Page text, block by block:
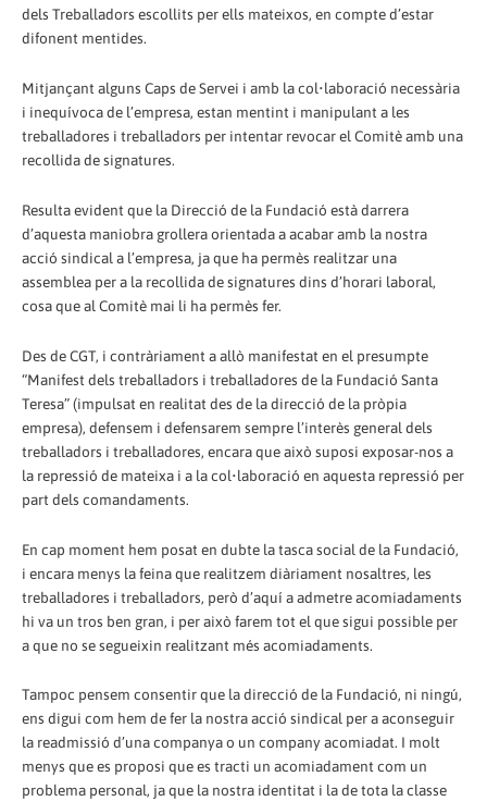
dels Treballadors escollits per ells mateixos, en compte d’estar
difonent mentides.
Mitjançant alguns Caps de Servei i amb la col•laboració necessària
i inequívoca de l’empresa, estan mentint i manipulant a les
treballadores i treballadors per intentar revocar el Comitè amb una
recollida de signatures.
Resulta evident que la Direcció de la Fundació està darrera
d’aquesta maniobra grollera orientada a acabar amb la nostra
acció sindical a l’empresa, ja que ha permès realitzar una
assemblea per a la recollida de signatures dins d’horari laboral,
cosa que al Comitè mai li ha permès fer.
Des de CGT, i contràriament a allò manifestat en el presumpte
“Manifest dels treballadors i treballadores de la Fundació Santa
Teresa” (impulsat en realitat des de la direcció de la pròpia
empresa), defensem i defensarem sempre l’interès general dels
treballadors i treballadores, encara que això suposi exposar-nos a
la repressió de mateixa i a la col•laboració en aquesta repressió per
part dels comandaments.
En cap moment hem posat en dubte la tasca social de la Fundació,
i encara menys la feina que realitzem diàriament nosaltres, les
treballadores i treballadors, però d’aquí a admetre acomiadaments
hi va un tros ben gran, i per això farem tot el que sigui possible per
a que no se segueixin realitzant més acomiadaments.
Tampoc pensem consentir que la direcció de la Fundació, ni ningú,
ens digui com hem de fer la nostra acció sindical per a aconseguir
la readmissió d’una companya o un company acomiadat. I molt
menys que es proposi que es tracti un acomiadament com un
problema personal, ja que la nostra identitat i la de tota la classe